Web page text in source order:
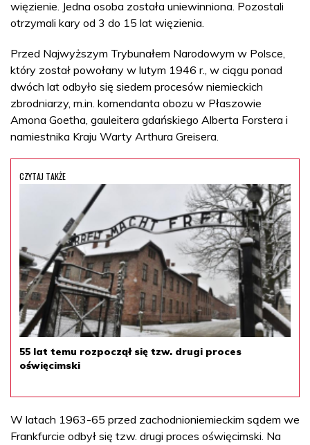
więzienie. Jedna osoba została uniewinniona. Pozostali
otrzymali kary od 3 do 15 lat więzienia.
Przed Najwyższym Trybunałem Narodowym w Polsce,
który został powołany w lutym 1946 r., w ciągu ponad
dwóch lat odbyło się siedem procesów niemieckich
zbrodniarzy, m.in. komendanta obozu w Płaszowie
Amona Goetha, gauleitera gdańskiego Alberta Forstera i
namiestnika Kraju Warty Arthura Greisera.
CZYTAJ TAKŻE
55 lat temu rozpoczął się tzw. drugi proces
oświęcimski
W latach 1963-65 przed zachodnioniemieckim sądem we
Frankfurcie odbył się tzw. drugi proces oświęcimski. Na